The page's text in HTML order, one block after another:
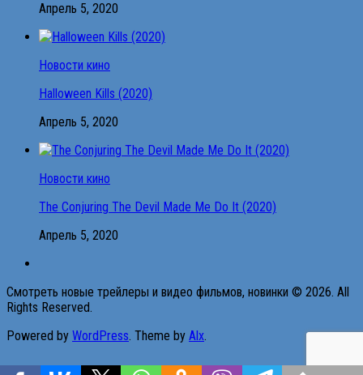
Апрель 5, 2020
Новости кино
Halloween Kills (2020)
Апрель 5, 2020
Новости кино
The Conjuring The Devil Made Me Do It (2020)
Апрель 5, 2020
Смотреть новые трейлеры и видео фильмов, новинки © 2026. All
Rights Reserved.
Powered by WordPress. Theme by Alx.